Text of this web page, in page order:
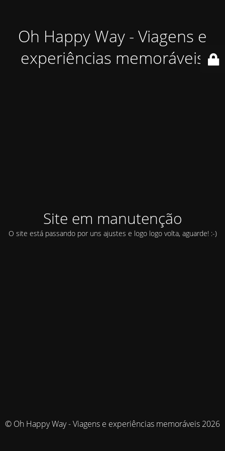
Oh Happy Way - Viagens e
experiências memoráveis
Site em manutenção
O site está passando por uns ajustes e logo logo volta, aguarde! :-)
© Oh Happy Way - Viagens e experiências memoráveis 2026